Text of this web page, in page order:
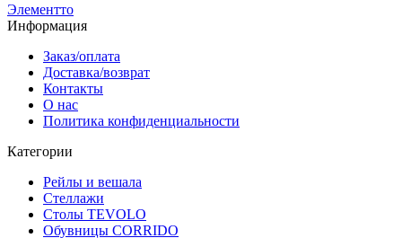
Элементто
Информация
Заказ/оплата
Доставка/возврат
Контакты
О нас
Политика конфиденциальности
Категории
Рейлы и вешала
Стеллажи
Столы TEVOLO
Обувницы CORRIDO